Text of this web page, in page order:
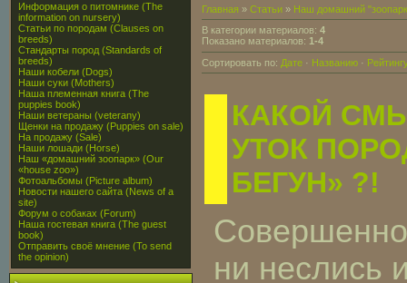
Информация о питомнике (The
information on nursery)
Статьи по породам (Clauses on
breeds)
Стандарты пород (Standards of
breeds)
Наши кобели (Dogs)
Наши суки (Mothers)
Наша племенная книга (The
puppies book)
Наши ветераны (veterany)
Щенки на продажу (Puppies on sale)
На продажу (Sale)
Наши лошади (Horse)
Наш «домашний зоопарк» (Our
«house zoo»)
Фотоальбомы (Picture album)
Новости нашего сайта (News of a
site)
Форум о собаках (Forum)
Наша гостевая книга (The guest
book)
Отправить своё мнение (To send
the opinion)
Главная » Статьи » Наш домашний
В категории материалов: 4
Показано материалов: 1-4
Сортировать по: Дате · Названию ·
КАКОЙ
УТОК
БЕГУН» ?!
ни неслись